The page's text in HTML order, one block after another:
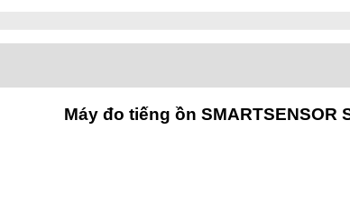
Máy đo tiếng ồn SMARTSENSOR